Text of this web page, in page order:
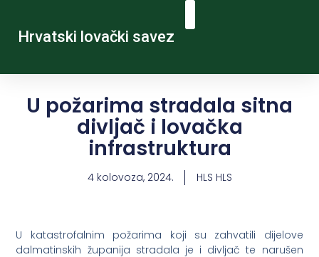
Hrvatski lovački savez
U požarima stradala sitna
divljač i lovačka
infrastruktura
4 kolovoza, 2024. HLS HLS
U katastrofalnim požarima koji su zahvatili dijelove
dalmatinskih županija stradala je i divljač te narušen